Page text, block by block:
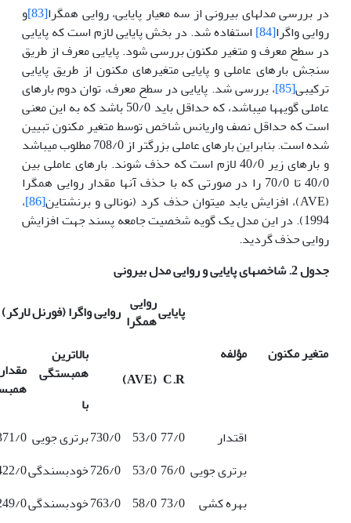
در بررسی مدل­های بیرونی از سه معیار پایایی، روایی همگرا[83]
و
روایی واگرا[84]
استفاده شد. در بخش پایایی لازم است که پایایی
در سطح معرف و متغیر مکنون بررسی شود. پایایی معرف از طریق
سنجش بارهای عاملی و پایایی متغیرهای مکنون از طریق پایایی
ترکیبی[85]
، بررسی شد. پایایی در سطح معرف، توان دوم بارهای
عاملی گویه­ها می­باشد، که حداقل باید 50/0 باشد که به این معنی
است که حداقل نصف واریانس شاخص توسط متغیر مکنون تبیین
شده است. بنابراین بارهای عاملی بزرگتر از 708/0 مطلوب می­باشد
و بارهای زیر 40/0 لازم است که حذف شوند. بارهای عاملی بین
40/0 تا 70/0 را در صورتی که با حذف آن­ها مقدار روایی همگرا
(AVE)، افزایش یابد می­توان حذف کرد (نونالی و برنشتاین
[86]
،
1994). در این مدل یک گویه شخصیت جامعه پسند جهت افزایش
روایی حذف گردید.
جدول 2. شاخص­های پایایی و روایی مدل بیرونی
متغیر مکنون مؤلفه
پایاییروایی
همگرا روایی واگرا (فورنل لارکر)
C.R
(
AVE
)
بالاترین
همبستگی
با
مقدار
اقتدار 77/0
53/0
730/0برتری جویی 0
برتری جویی 76/0
53/0
726/0خودبسندگی0
بهره کشی 73/0
58/0
763/0خودبسندگی0